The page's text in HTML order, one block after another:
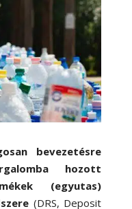
bevezetésre
hozott
(egyutas)
(DRS, Deposit